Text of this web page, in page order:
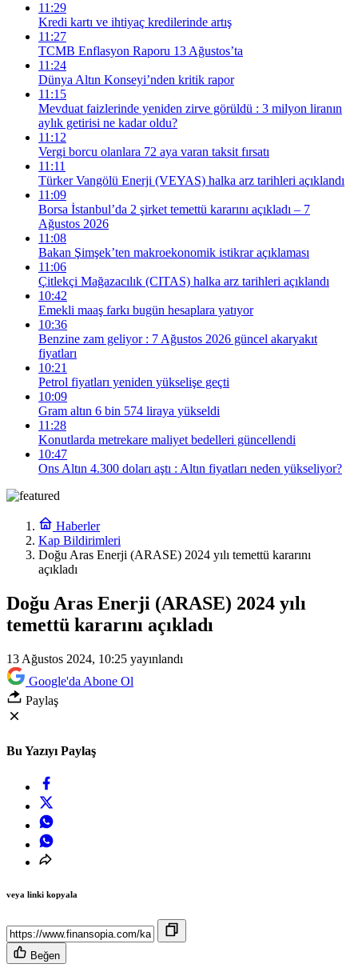
11:29
Kredi kartı ve ihtiyaç kredilerinde artış
11:27
TCMB Enflasyon Raporu 13 Ağustos’ta
11:24
Dünya Altın Konseyi’nden kritik rapor
11:15
Mevduat faizlerinde yeniden zirve görüldü : 3 milyon liranın
aylık getirisi ne kadar oldu?
11:12
Vergi borcu olanlara 72 aya varan taksit fırsatı
11:11
Türker Vangölü Enerji (VEYAS) halka arz tarihleri açıklandı
11:09
Borsa İstanbul’da 2 şirket temettü kararını açıkladı – 7
Ağustos 2026
11:08
Bakan Şimşek’ten makroekonomik istikrar açıklaması
11:06
Çitlekçi Mağazacılık (CITAS) halka arz tarihleri açıklandı
10:42
Emekli maaş farkı bugün hesaplara yatıyor
10:36
Benzine zam geliyor : 7 Ağustos 2026 güncel akaryakıt
fiyatları
10:21
Petrol fiyatları yeniden yükselişe geçti
10:09
Gram altın 6 bin 574 liraya yükseldi
11:28
Konutlarda metrekare maliyet bedelleri güncellendi
10:47
Ons Altın 4.300 doları aştı : Altın fiyatları neden yükseliyor?
Haberler
Kap Bildirimleri
Doğu Aras Enerji (ARASE) 2024 yılı temettü kararını
açıkladı
Doğu Aras Enerji (ARASE) 2024 yılı
temettü kararını açıkladı
13 Ağustos 2024, 10:25 yayınlandı
Google'da Abone Ol
Paylaş
Bu Yazıyı Paylaş
veya linki kopyala
Beğen